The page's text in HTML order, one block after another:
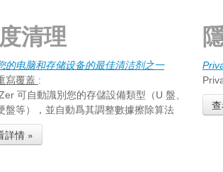
清理
的电脑和存储设备的最佳清洁剂之一
寫覆蓋 :
可自動識別您的存儲設備類型（U 盤、
盤等），並自動爲其調整數據擦除算法
詳情 »